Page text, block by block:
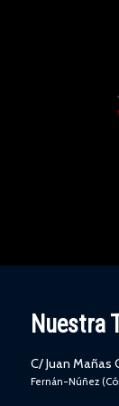
Nuestra
C/ Juan Mañas
Fernán-Núñez